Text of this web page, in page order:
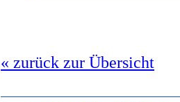
« zurück zur Übersicht